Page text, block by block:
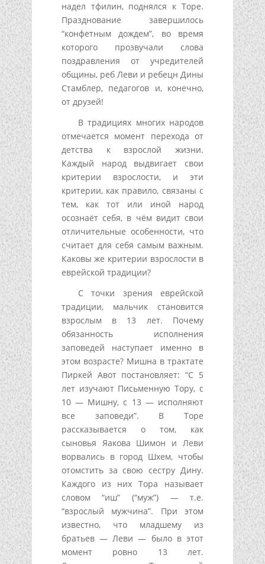
надел тфилин, поднялся к Торе.
Празднование завершилось
“конфетным дождем”, во время
которого прозвучали слова
поздравления от учредителей
общины, реб Леви и ребецн Дины
Стамблер, педагогов и, конечно,
от друзей!
В традициях многих народов
отмечается момент перехода от
детства к взрослой жизни.
Каждый народ выдвигает свои
критерии взрослости, и эти
критерии, как правило, связаны с
тем, как тот или иной народ
осознаёт себя, в чём видит свои
отличительные особенности, что
считает для себя самым важным.
Каковы же критерии взрослости в
еврейской традиции?
С точки зрения еврейской
традиции, мальчик становится
взрослым в 13 лет. Почему
обязанность исполнения
заповедей наступает именно в
этом возрасте? Мишна в трактате
Пиркей Авот постановляет: “С 5
лет изучают Письменную Тору, с
10 — Мишну, с 13 — исполняют
все заповеди”. В Торе
рассказывается о том, как
сыновья Яакова Шимон и Леви
ворвались в город Шхем, чтобы
отомстить за свою сестру Дину.
Каждого из них Тора называет
словом “иш” (“муж”) — т.е.
“взрослый мужчина”. При этом
известно, что младшему из
братьев — Леви — было в этот
момент ровно 13 лет.